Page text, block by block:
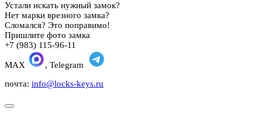
Устали искать нужный замок?
Нет марки врезного замка?
Сломался? Это поправимо!
Пришлите фото замка
+7 (983) 115-96-11
MAX
, Telegram
почта: info@locks-keys.ru